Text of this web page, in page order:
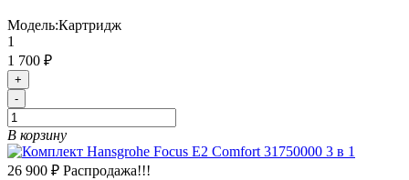
Модель:Картридж
1
1 700 ₽
+
-
В корзину
26 900 ₽ Распродажа!!!